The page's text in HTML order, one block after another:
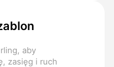
aby
zasięg i ruch